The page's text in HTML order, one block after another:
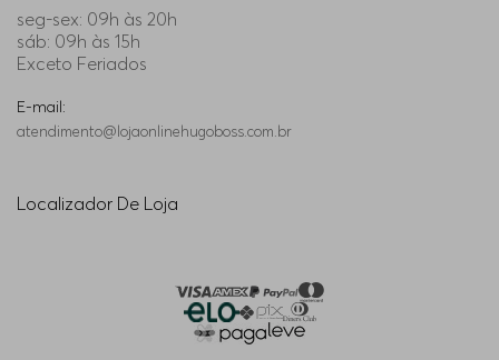
seg-sex: 09h às 20h
sáb: 09h às 15h
Exceto Feriados
E-mail:
atendimento@lojaonlinehugoboss.com.br
Localizador De Loja